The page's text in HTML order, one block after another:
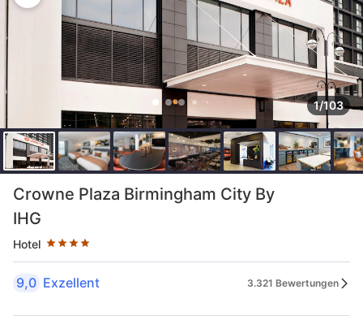
1/103
Crowne Plaza Birmingham City By
IHG
Hotel
Sternekategorie: 4 Sterne
9,0 Exzellent 3.321 Bewertungen